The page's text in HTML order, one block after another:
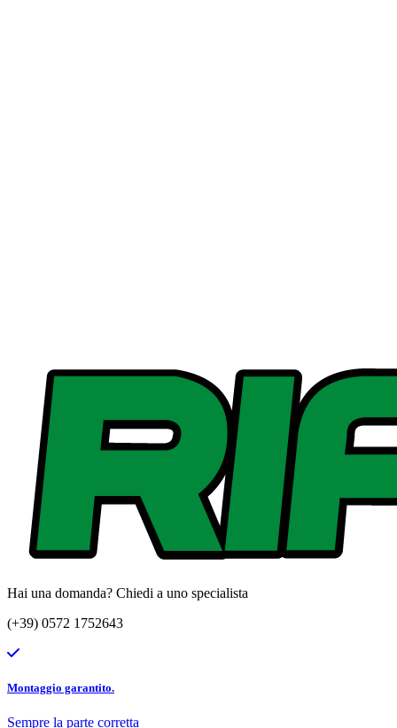
Hai una domanda? Chiedi a uno specialista
(+39) 0572 1752643
Montaggio garantito.
Sempre la parte corretta